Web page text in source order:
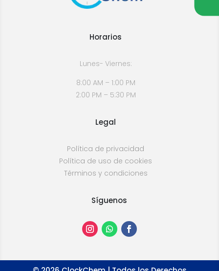
Horarios
Lunes- Viernes:
8:00 AM – 1:00 PM
2:00 PM – 5:30 PM
Legal
Política de privacidad
Política de uso de cookies
Términos y condiciones
Síguenos